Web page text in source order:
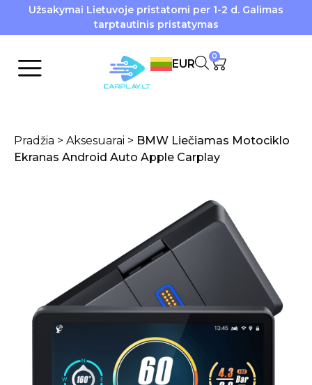
Užsakymai Lietuvoje pristatomi per 1-2 d. Galimas
tarptautinis pristatymas
EUR
0
Pradžia > Aksesuarai > BMW Liečiamas Motociklo
Ekranas Android Auto Apple Carplay